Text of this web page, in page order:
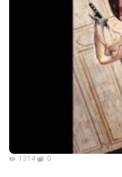
1314 0